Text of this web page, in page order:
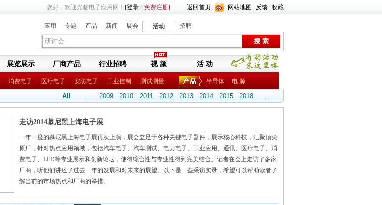
您好，欢迎光临电子应用网！ [登录] [免费注册] 返回首页 网站地图 反馈 收藏
应用 专题 产品 新闻 展会 活动 招聘
展览展示 厂商产品 行业招聘 视 频 活 动
消费电子 医疗电子 安防电子 工业控制 测试测量 半导体 电 源
All … 2009 2010 2011 2012 2013 2014 2015 2018 …
走访2014慕尼黑上海电子展
一年一度的慕尼黑上海电子展再次上演，展会立足于各种关键电子器件，展示核心科技，汇聚顶尖
原厂，针对热点应用领域，包括汽车电子、汽车测试、电力电子、工业应用、通讯、医疗电子、消
费电子、LED等专业展示和创新论坛，使得综合性与专业性得到完美结合。记者在会上走访了多家
厂商，听他们讲述了过去一年的发展和对未来的展望。以下是一些采访实录，希望可以帮助读者了
解当前的市场热点和厂商的举措。